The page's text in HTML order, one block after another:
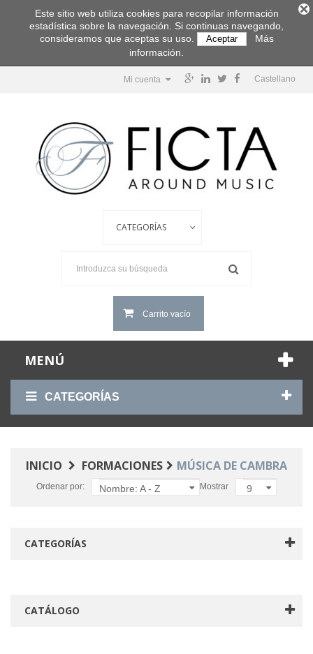
Castellano
Mi cuenta
Carrito vacío
MENÚ
CATEGORÍAS
INICIO FORMACIONES MÚSICA DE CAMBRA
Ordenar por: Nombre: A - Z Mostrar 9
CATEGORÍAS
CATÁLOGO
Este sitio web utiliza cookies para recopilar información
estadística sobre la navegación. Si continuas navegando,
consideramos que aceptas su uso.
Aceptar
Más
información.